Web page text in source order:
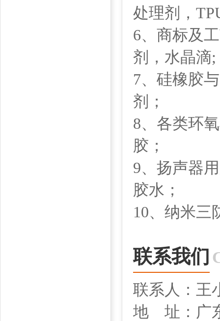
处理剂，
6、商标及
剂，水晶滴;
7、硅橡胶
剂；
8、各类环
胶；
9、扬声器
胶水；
10、纳米三
联系我们
联系人：王
地 址：广